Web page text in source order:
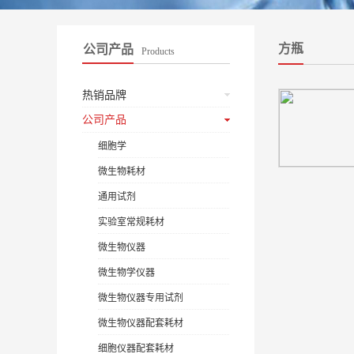
公司产品 Products
热销品牌
公司产品
细胞学
微生物耗材
通用试剂
实验室常规耗材
微生物仪器
微生物学仪器
微生物仪器专用试剂
微生物仪器配套耗材
细胞仪器配套耗材
方瓶